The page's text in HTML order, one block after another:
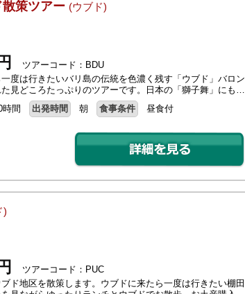
散策ツアー (ウブド)
円
ツアーコード：BDU
度は行きたいバリ島の伝統を色濃く残す「ウブド」バロン
見どころたっぷりのツアーです。日本の「獅子舞」にも…
時間 出発時間 朝 食事条件 昼食付
)
円
ツアーコード：PUC
ド地区を散策します。ウブドに来たら一度は行きたい棚田